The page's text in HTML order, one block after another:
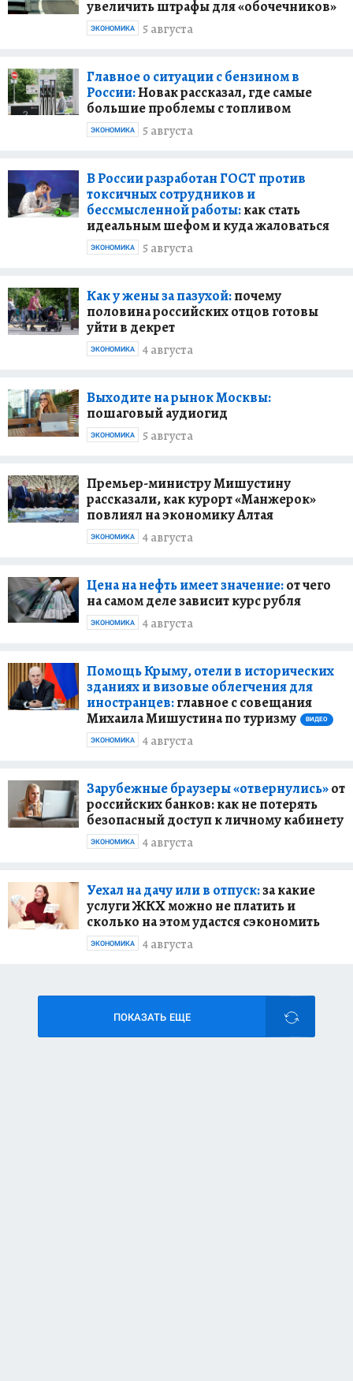
увеличить штрафы для «обочечников»
5 августа
ЭКОНОМИКА
Главное о ситуации с бензином в
России:Новак рассказал, где самые
большие проблемы с топливом
5 августа
ЭКОНОМИКА
В России разработан ГОСТ против
токсичных сотрудников и
бессмысленной работы:как стать
идеальным шефом и куда жаловаться
5 августа
ЭКОНОМИКА
Как у жены за пазухой:почему
половина российских отцов готовы
уйти в декрет
4 августа
ЭКОНОМИКА
Выходите на рынок Москвы:
пошаговый аудиогид
5 августа
ЭКОНОМИКА
Премьер-министру Мишустину
рассказали, как курорт «Манжерок»
повлиял на экономику Алтая
4 августа
ЭКОНОМИКА
Цена на нефть имеет значение:от чего
на самом деле зависит курс рубля
4 августа
ЭКОНОМИКА
Помощь Крыму, отели в исторических
зданиях и визовые облегчения для
иностранцев:главное с совещания
Михаила Мишустина по туризму
ВИДЕО
4 августа
ЭКОНОМИКА
Зарубежные браузеры «отвернулись»от
российских банков: как не потерять
безопасный доступ к личному кабинету
4 августа
ЭКОНОМИКА
Уехал на дачу или в отпуск:за какие
услуги ЖКХ можно не платить и
сколько на этом удастся сэкономить
4 августа
ЭКОНОМИКА
ПОКАЗАТЬ ЕЩЕ